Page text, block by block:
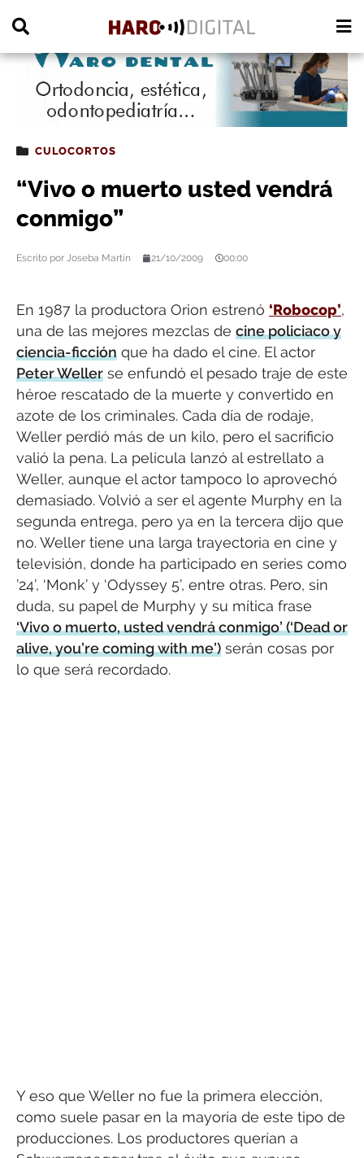
CULOCORTOS
“Vivo o muerto usted vendrá
conmigo”
Escrito por Joseba Martín 21/10/2009 00:00
En 1987 la productora Orion estrenó ‘Robocop’,
una de las mejores mezclas de cine policiaco y
ciencia-ficción que ha dado el cine. El actor
Peter Weller se enfundó el pesado traje de este
héroe rescatado de la muerte y convertido en
azote de los criminales. Cada día de rodaje,
Weller perdió más de un kilo, pero el sacrificio
valió la pena. La película lanzó al estrellato a
Weller, aunque el actor tampoco lo aprovechó
demasiado. Volvió a ser el agente Murphy en la
segunda entrega, pero ya en la tercera dijo que
no. Weller tiene una larga trayectoria en cine y
televisión, donde ha participado en series como
’24’, ‘Monk’ y ‘Odyssey 5’, entre otras. Pero, sin
duda, su papel de Murphy y su mítica frase
‘Vivo o muerto, usted vendrá conmigo’ (‘Dead or
alive, you’re coming with me’) serán cosas por
lo que será recordado.
Y eso que Weller no fue la primera elección,
como suele pasar en la mayoría de este tipo de
producciones. Los productores querían a